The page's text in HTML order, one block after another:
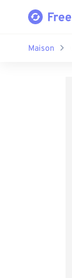
Maison